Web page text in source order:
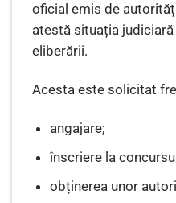
oficial emis de
atestă situația
eliberării.
Acesta este solicitat
angajare;
înscriere la
obținerea unor